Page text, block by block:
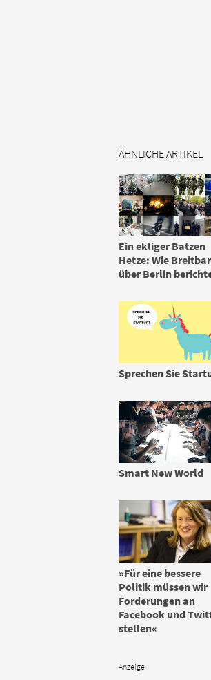
ÄHNLICHE ARTIKEL
Ein ekliger Batzen
Hetze: Wie
über Berlin
Sprechen Sie
Smart New World
»Für eine bessere
Politik müssen wir
Forderungen an
Facebook und
stellen«